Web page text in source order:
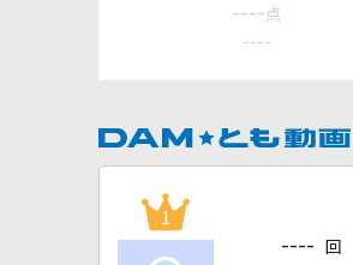
---- 点
----
1
---- 回